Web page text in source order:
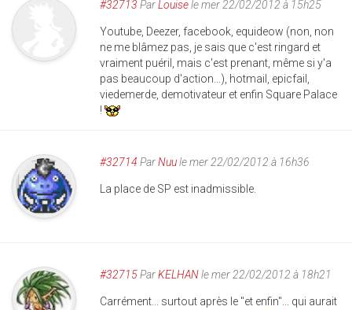
#32713 ParLouisele mer 22/02/2012 à 15h25
Youtube, Deezer, facebook, equideow (non, non
ne me blâmez pas, je sais que c'est ringard et
vraiment puéril, mais c'est prenant, même si y'a
pas beaucoup d'action...), hotmail, epicfail,
viedemerde, demotivateur et enfin Square Palace
!
#32714 ParNuule mer 22/02/2012 à 16h36
La place de SP est inadmissible.
#32715ParKELHANle mer 22/02/2012 à 18h21
Carrément... surtout après le "et enfin"... qui aurait